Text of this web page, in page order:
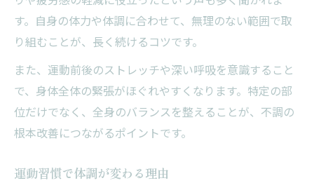
す。自身の体力や体調に合わせて、無理のない範囲で取
り組むことが、長く続けるコツです。
また、運動前後のストレッチや深い呼吸を意識すること
で、身体全体の緊張がほぐれやすくなります。特定の部
位だけでなく、全身のバランスを整えることが、不調の
根本改善につながるポイントです。
運動習慣で体調が変わる理由